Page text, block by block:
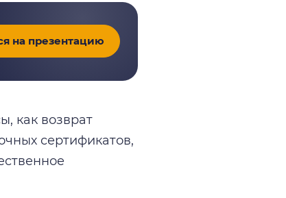
на презентацию
как возврат
сертификатов,